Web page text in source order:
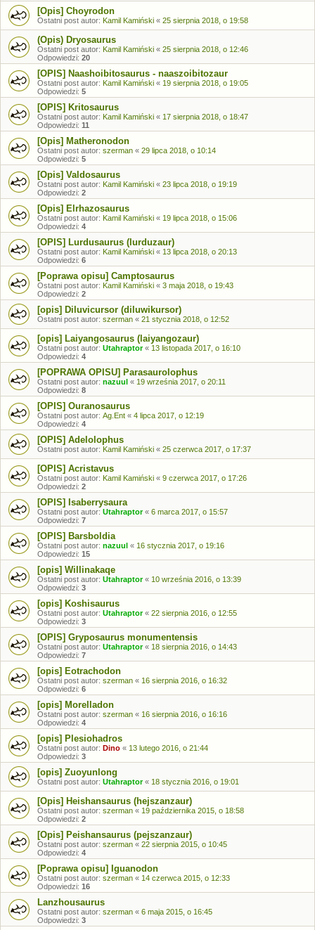
[Opis] Choyrodon
Ostatni post autor: Kamil Kamiński « 25 sierpnia 2018, o 19:58
(Opis) Dryosaurus
Ostatni post autor: Kamil Kamiński « 25 sierpnia 2018, o 12:46
Odpowiedzi: 20
[OPIS] Naashoibitosaurus - naaszoibitozaur
Ostatni post autor: Kamil Kamiński « 19 sierpnia 2018, o 19:05
Odpowiedzi: 5
[OPIS] Kritosaurus
Ostatni post autor: Kamil Kamiński « 17 sierpnia 2018, o 18:47
Odpowiedzi: 11
[Opis] Matheronodon
Ostatni post autor: szerman « 29 lipca 2018, o 10:14
Odpowiedzi: 5
[Opis] Valdosaurus
Ostatni post autor: Kamil Kamiński « 23 lipca 2018, o 19:19
Odpowiedzi: 2
[Opis] Elrhazosaurus
Ostatni post autor: Kamil Kamiński « 19 lipca 2018, o 15:06
Odpowiedzi: 4
[OPIS] Lurdusaurus (lurduzaur)
Ostatni post autor: Kamil Kamiński « 13 lipca 2018, o 20:13
Odpowiedzi: 6
[Poprawa opisu] Camptosaurus
Ostatni post autor: Kamil Kamiński « 3 maja 2018, o 19:43
Odpowiedzi: 2
[opis] Diluvicursor (diluwikursor)
Ostatni post autor: szerman « 21 stycznia 2018, o 12:52
[opis] Laiyangosaurus (laiyangozaur)
Ostatni post autor: Utahraptor« 13 listopada 2017, o 16:10
Odpowiedzi: 4
[POPRAWA OPISU] Parasaurolophus
Ostatni post autor: nazuul « 19 września 2017, o 20:11
Odpowiedzi: 8
[OPIS] Ouranosaurus
Ostatni post autor: Ag.Ent « 4 lipca 2017, o 12:19
Odpowiedzi: 4
[OPIS] Adelolophus
Ostatni post autor: Kamil Kamiński « 25 czerwca 2017, o 17:37
[OPIS] Acristavus
Ostatni post autor: Kamil Kamiński « 9 czerwca 2017, o 17:26
Odpowiedzi: 2
[OPIS] Isaberrysaura
Ostatni post autor: Utahraptor« 6 marca 2017, o 15:57
Odpowiedzi: 7
[OPIS] Barsboldia
Ostatni post autor: nazuul « 16 stycznia 2017, o 19:16
Odpowiedzi: 15
[opis] Willinakaqe
Ostatni post autor: Utahraptor« 10 września 2016, o 13:39
Odpowiedzi: 3
[opis] Koshisaurus
Ostatni post autor: Utahraptor« 22 sierpnia 2016, o 12:55
Odpowiedzi: 3
[OPIS] Gryposaurus monumentensis
Ostatni post autor: Utahraptor« 18 sierpnia 2016, o 14:43
Odpowiedzi: 7
[opis] Eotrachodon
Ostatni post autor: szerman « 16 sierpnia 2016, o 16:32
Odpowiedzi: 6
[opis] Morelladon
Ostatni post autor: szerman « 16 sierpnia 2016, o 16:16
Odpowiedzi: 4
[opis] Plesiohadros
Ostatni post autor: Dino « 13 lutego 2016, o 21:44
Odpowiedzi: 3
[opis] Zuoyunlong
Ostatni post autor: Utahraptor« 18 stycznia 2016, o 19:01
[Opis] Heishansaurus (hejszanzaur)
Ostatni post autor: szerman « 19 października 2015, o 18:58
Odpowiedzi: 2
[Opis] Peishansaurus (pejszanzaur)
Ostatni post autor: szerman « 22 sierpnia 2015, o 10:45
Odpowiedzi: 4
[Poprawa opisu] Iguanodon
Ostatni post autor: szerman « 14 czerwca 2015, o 12:33
Odpowiedzi: 16
Lanzhousaurus
Ostatni post autor: szerman « 6 maja 2015, o 16:45
Odpowiedzi: 3